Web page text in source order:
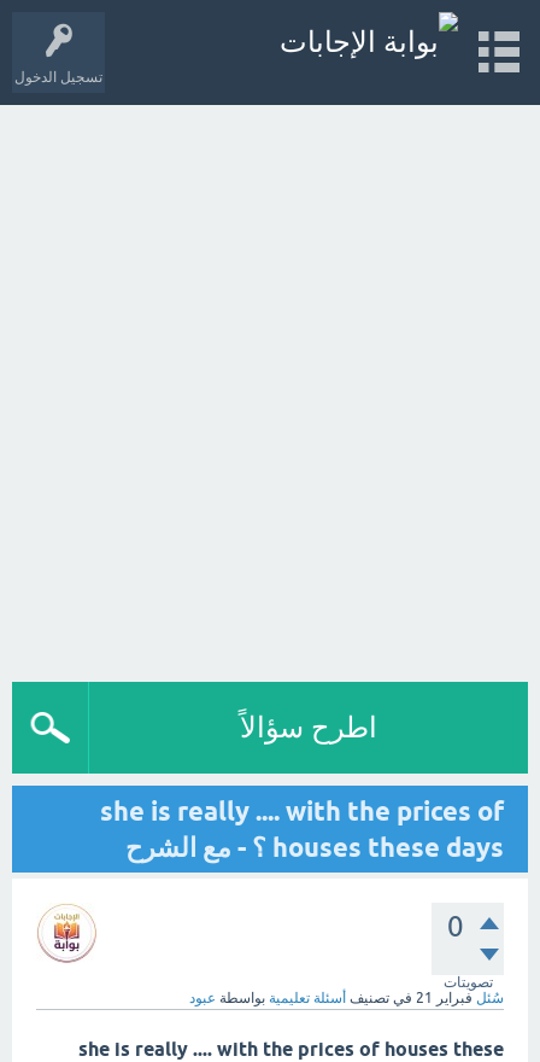
تسجيل الدخول
اطرح سؤالاً
she is really .... with the prices of
houses these days ؟ - مع الشرح
0
تصويتات
سُئل فبراير 21 في تصنيف أسئلة تعليمية بواسطة عبود
she is really .... with the prices of houses these